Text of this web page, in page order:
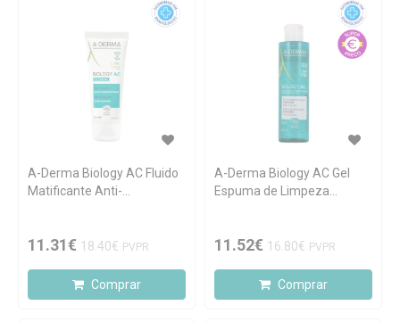
A-Derma Biology AC Fluido
Matificante Anti-
11.31€ 18.40€ PVPR
Comprar
A-Derma Biology AC Gel
Espuma de Limpeza
11.52€ 16.80€ PVPR
Comprar